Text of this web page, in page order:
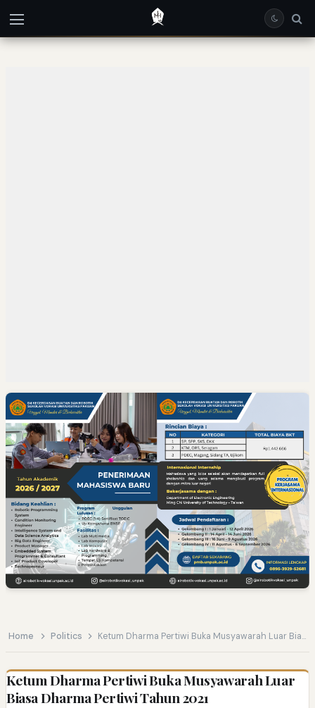
Home Politics Ketum Dharma Pertiwi Buka Musyawarah Luar Biasa Dharma Pertiwi Tahun 2021
Ketum Dharma Pertiwi Buka Musyawarah Luar
Biasa Dharma Pertiwi Tahun 2021